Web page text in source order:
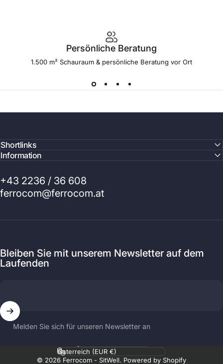
Persönliche Beratung
1.500 m² Schauraum & persönliche Beratung vor Ort
Shortlinks
Information
+43 2236 / 36 608
ferrocom@ferrocom.at
Bleiben Sie mit unserem Newsletter auf dem
Laufenden
Melden Sie sich für unseren Newsletter an
© 2026 Ferrocom - SitWell. Powered by Shopify
Sprache
Land/Region